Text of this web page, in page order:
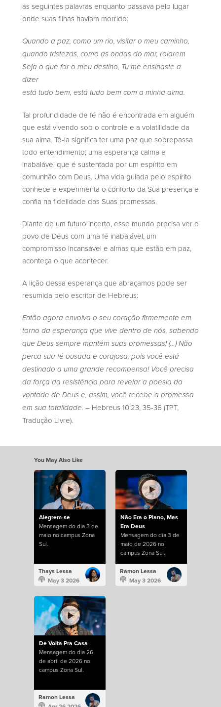
as seguintes palavras enquanto passava pelo lugar
onde suas filhas haviam morrido:
Quando a paz, como um rio, visitar o meu caminho,
quando tristezas, como as ondas do mar, rolarem
Seja o que for o meu destino, Tu me ensinaste a
dizer
está tudo bem, está tudo bem com a minha alma.
Tal profundidade de fé não é encontrada em alguém
que está vivendo sob o controle e a volatilidade da
sua alma. Tê-la significa ter uma paz que sobrepassa
todo entendimento; uma esperança calma e
inabalável que é sustentada por um espírito em
comunhão com Deus. Uma vida guiada pelo espírito
conhece e experimenta o conforto da Sua presença e
confia na fidelidade das Suas promessas.
Diante de um futuro incerto, esse mundo precisa ver o
povo de Deus com uma fé inabalável, um
compromisso incansável e almas que estão em paz,
aconteça o que acontecer.
A lição dessa esperança que abraçamos pode ser
resumida pelo escritor de Hebreus:
Então agora envolva o seu coração firmemente em
torno da esperança que vive dentro de nós, sabendo
que Deus sempre mantém suas promessas! (…) Não
perca sua fé ousada e corajosa, pois você está
destinado a uma grande recompensa! Você precisa
da força da resistência para revelar a poesia da
vontade de Deus e, assim, você recebe a promessa
em sua totalidade. – Hebreus 10:23, 35-36 (TPT,
Tradução Livre).
You May Also Like
Alegrem-se
Mensagem do dia 3 de
maio no campus Zona
Sul.
Thays Lessa
May 3 2026
Não Era o Plano, Mas
Era Deus
Mensagem do dia 3 de
maio de 2026 no
campus Zona Sul.
Ramon Lessa
May 3 2026
De Volta Pra Casa
Mensagem do dia 26
de abril de 2026 no
campus Zona Sul.
Ramon Lessa